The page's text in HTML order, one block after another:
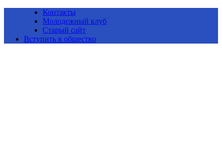
Контакты
Молодежный клуб
Старый сайт
Вступить в общество